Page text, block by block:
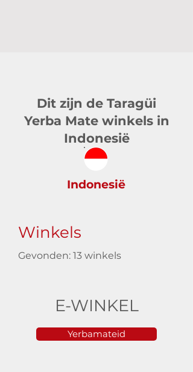
Dit zijn de Taragüi
Yerba Mate winkels in
Indonesië
Indonesië
Winkels
Gevonden: 13 winkels
E-WINKEL
Yerbamateid